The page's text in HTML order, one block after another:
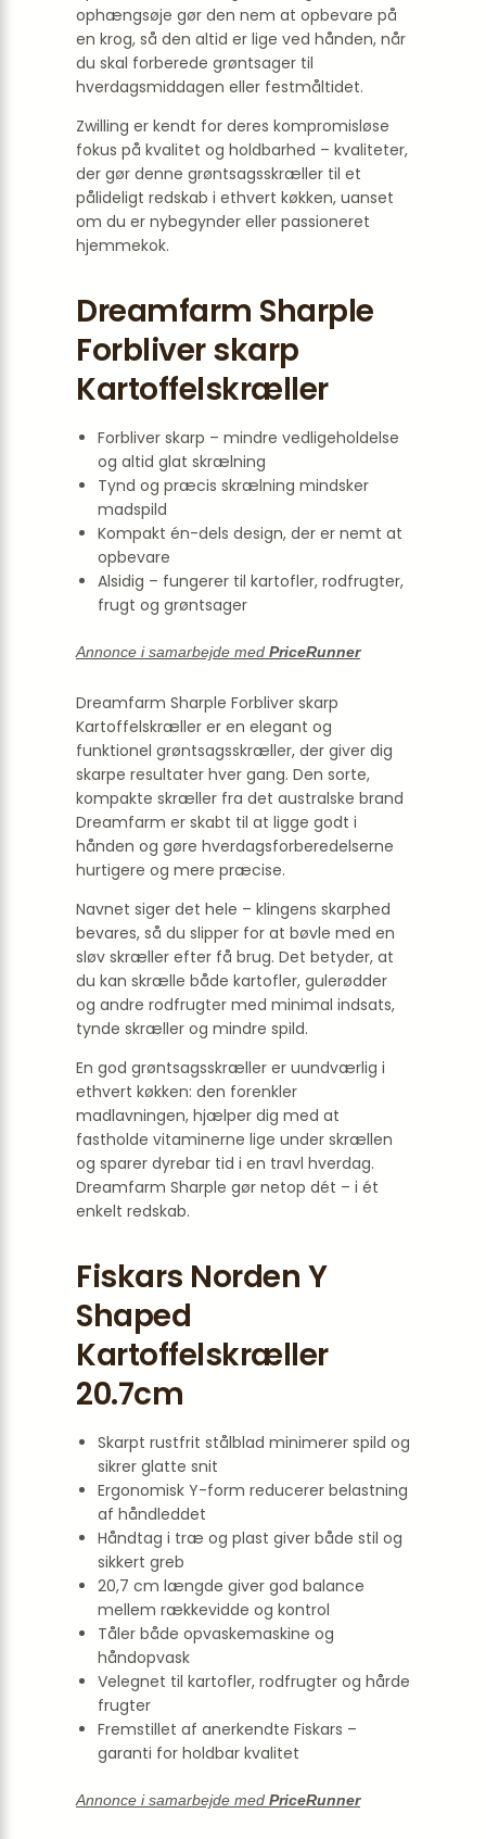
ophængsøje gør den nem at opbevare på
en krog, så den altid er lige ved hånden, når
du skal forberede grøntsager til
hverdagsmiddagen eller festmåltidet.
Zwilling er kendt for deres kompromisløse
fokus på kvalitet og holdbarhed – kvaliteter,
der gør denne grøntsagsskræller til et
pålideligt redskab i ethvert køkken, uanset
om du er nybegynder eller passioneret
hjemmekok.
Dreamfarm Sharple
Forbliver skarp
Kartoffelskræller
Forbliver skarp – mindre vedligeholdelse
og altid glat skrælning
Tynd og præcis skrælning mindsker
madspild
Kompakt én-dels design, der er nemt at
opbevare
Alsidig – fungerer til kartofler, rodfrugter,
frugt og grøntsager
Annonce i samarbejde med PriceRunner
Dreamfarm Sharple Forbliver skarp
Kartoffelskræller er en elegant og
funktionel grøntsagsskræller, der giver dig
skarpe resultater hver gang. Den sorte,
kompakte skræller fra det australske brand
Dreamfarm er skabt til at ligge godt i
hånden og gøre hverdagsforberedelserne
hurtigere og mere præcise.
Navnet siger det hele – klingens skarphed
bevares, så du slipper for at bøvle med en
sløv skræller efter få brug. Det betyder, at
du kan skrælle både kartofler, gulerødder
og andre rodfrugter med minimal indsats,
tynde skræller og mindre spild.
En god grøntsagsskræller er uundværlig i
ethvert køkken: den forenkler
madlavningen, hjælper dig med at
fastholde vitaminerne lige under skrællen
og sparer dyrebar tid i en travl hverdag.
Dreamfarm Sharple gør netop dét – i ét
enkelt redskab.
Fiskars Norden Y
Shaped
Kartoffelskræller
20.7cm
Skarpt rustfrit stålblad minimerer spild og
sikrer glatte snit
Ergonomisk Y-form reducerer belastning
af håndleddet
Håndtag i træ og plast giver både stil og
sikkert greb
20,7 cm længde giver god balance
mellem rækkevidde og kontrol
Tåler både opvaskemaskine og
håndopvask
Velegnet til kartofler, rodfrugter og hårde
frugter
Fremstillet af anerkendte Fiskars –
garanti for holdbar kvalitet
Annonce i samarbejde med PriceRunner